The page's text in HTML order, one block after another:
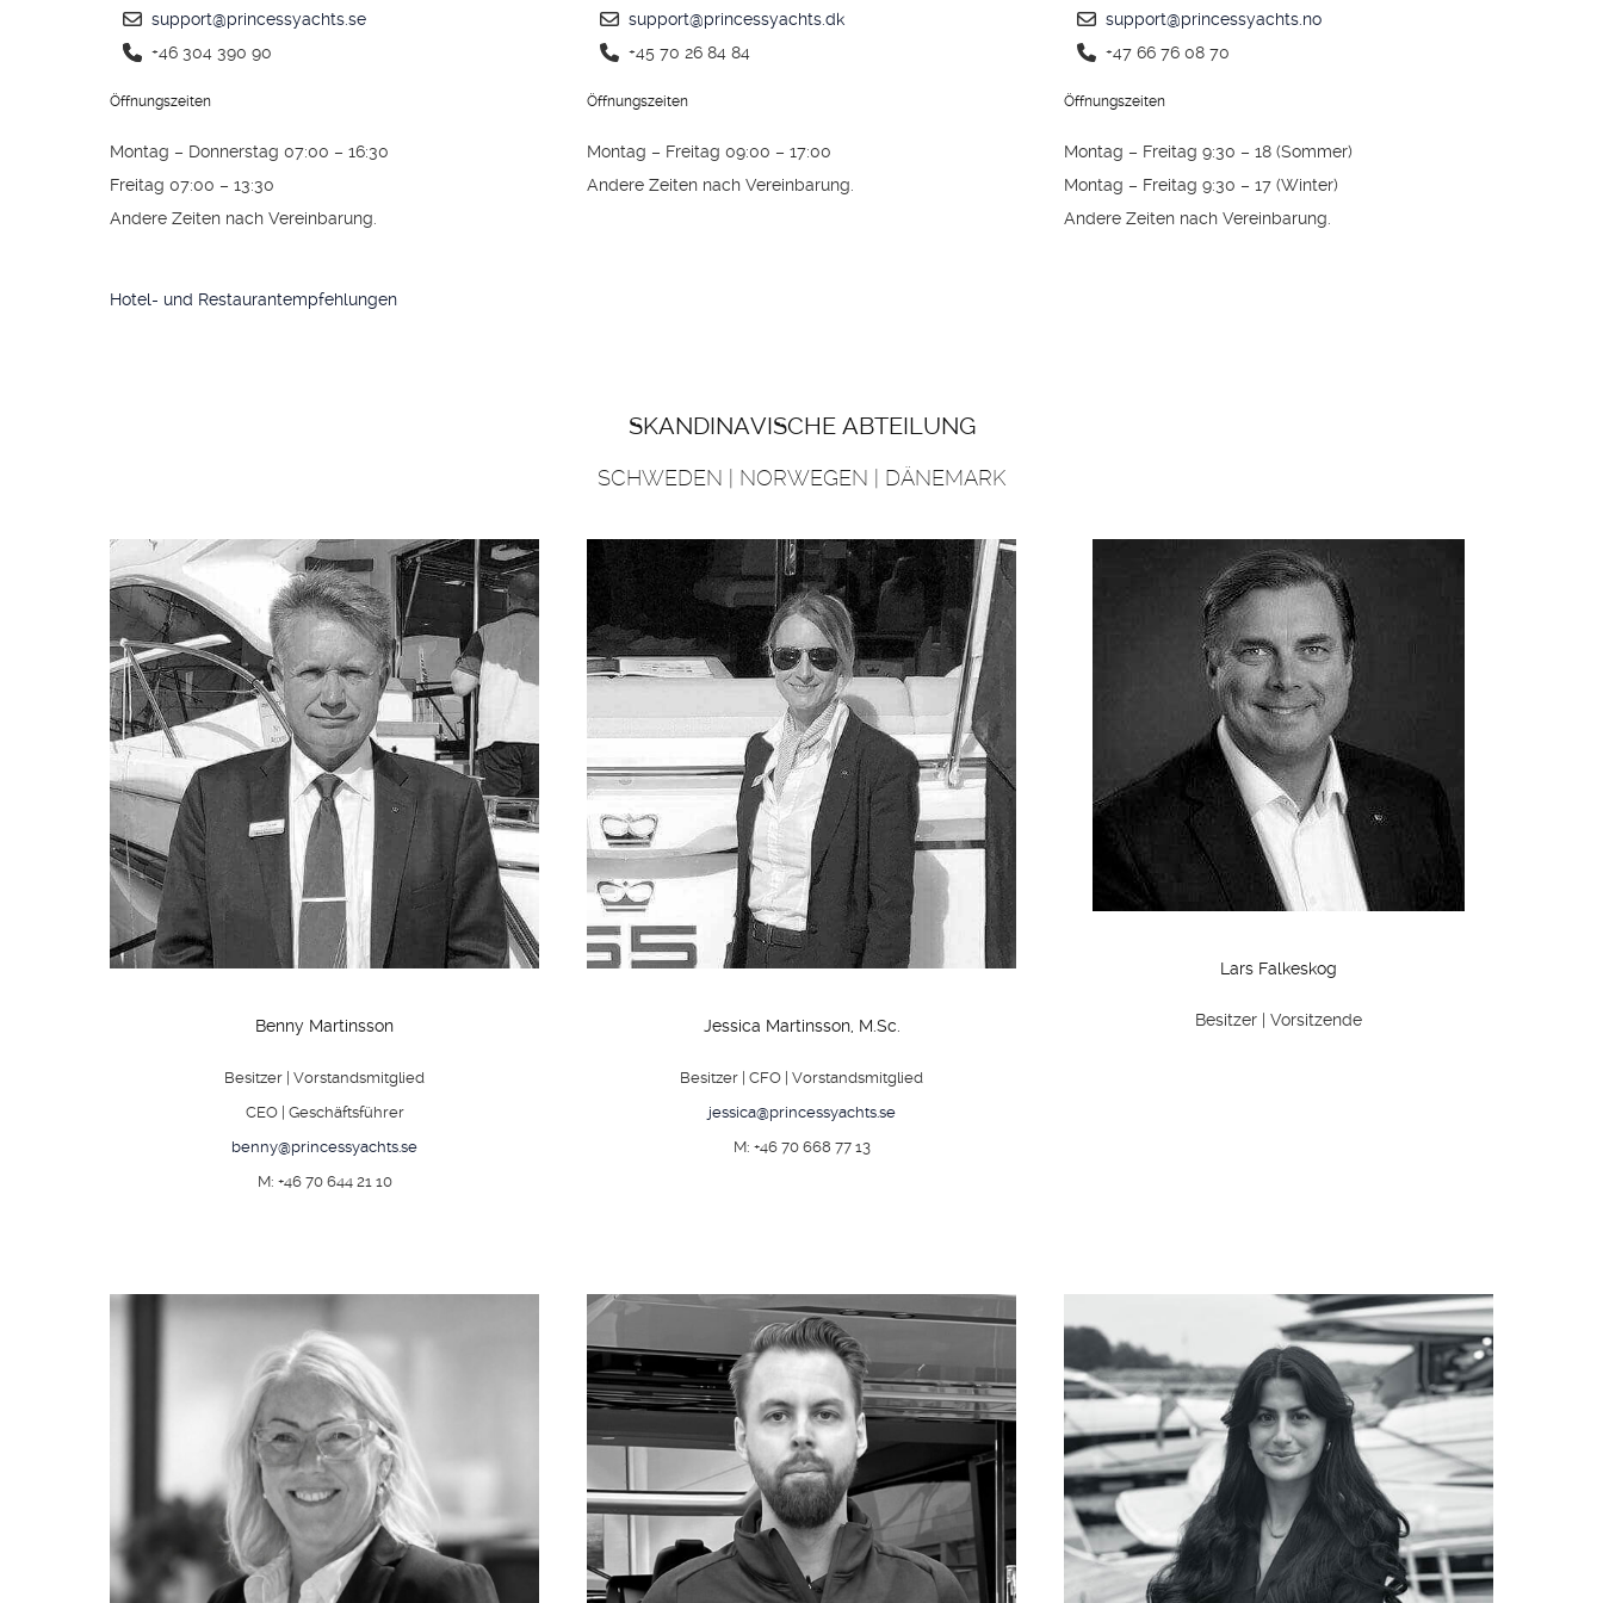
support@princessyachts.se
+46 304 390 90
Öffnungszeiten
Montag – Donnerstag 07:00 – 16:30
Freitag 07:00 – 13:30
Andere Zeiten nach Vereinbarung.
Hotel- und Restaurantempfehlungen
support@princessyachts.dk
+45 70 26 84 84
Öffnungszeiten
Montag – Freitag 09:00 – 17:00
Andere Zeiten nach Vereinbarung.
support@princessyachts.no
+47 66 76 08 70
Öffnungszeiten
Montag – Freitag 9:30 – 18 (Sommer)
Montag – Freitag 9:30 – 17 (Winter)
Andere Zeiten nach Vereinbarung.
SKANDINAVISCHE ABTEILUNG
SCHWEDEN | NORWEGEN | DÄNEMARK
Benny Martinsson
Besitzer | Vorstandsmitglied
CEO | Geschäftsführer
benny@princessyachts.se
M: +46 70 644 21 10
Jessica Martinsson, M.Sc.
Besitzer | CFO | Vorstandsmitglied
jessica@princessyachts.se
M: +46 70 668 77 13
Lars Falkeskog
Besitzer | Vorsitzende
ZU VERKAUFEN
KONTAKT